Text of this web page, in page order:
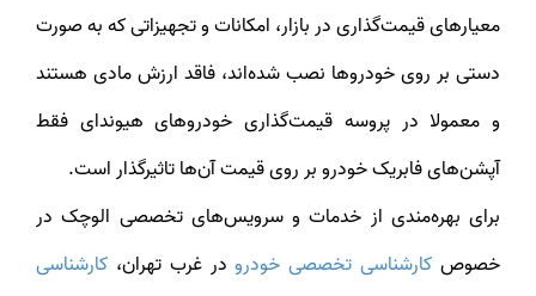
معیارهای قیمت‌گذاری در بازار، امکانات و تجهیزاتی که به صورت
دستی بر روی خودروها نصب شده‌اند، فاقد ارزش مادی هستند
و معمولا در پروسه قیمت‌گذاری خودروهای هیوندای فقط
آپشن‌های فابریک خودرو بر روی قیمت آن‌ها تاثیرگذار است.
برای بهره‌مندی از خدمات و سرویس‌های تخصصی الوچک در
خصوصکارشناسی تخصصی خودرودر غرب تهران،کارشناسی